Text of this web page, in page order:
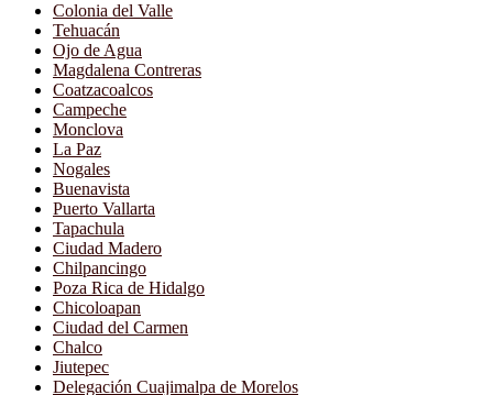
Colonia del Valle
Tehuacán
Ojo de Agua
Magdalena Contreras
Coatzacoalcos
Campeche
Monclova
La Paz
Nogales
Buenavista
Puerto Vallarta
Tapachula
Ciudad Madero
Chilpancingo
Poza Rica de Hidalgo
Chicoloapan
Ciudad del Carmen
Chalco
Jiutepec
Delegación Cuajimalpa de Morelos